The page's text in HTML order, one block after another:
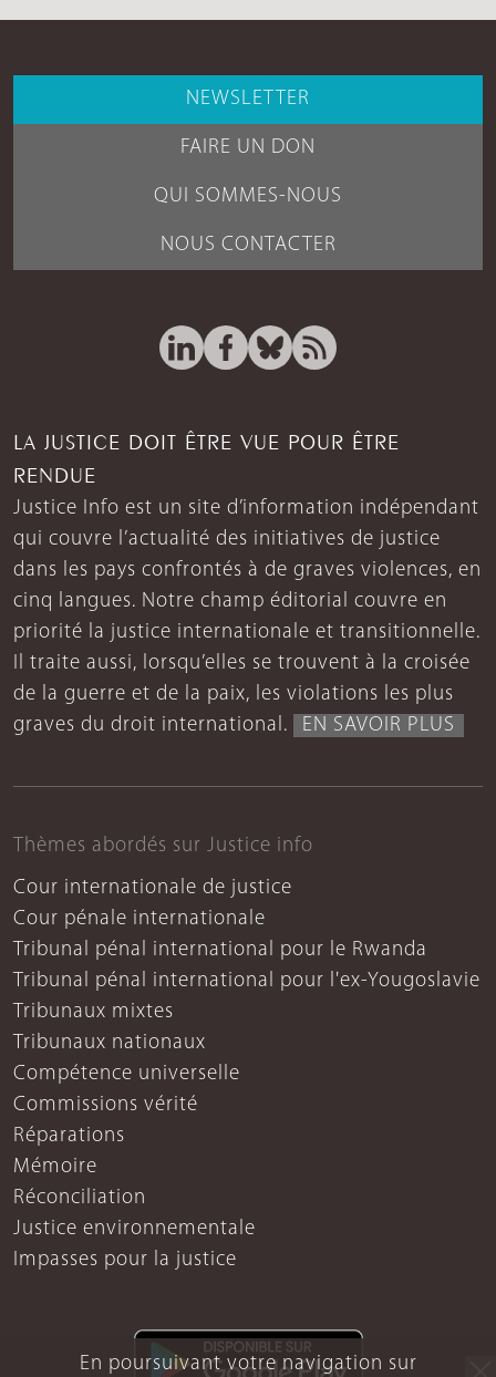
En poursuivant votre navigation sur
NEWSLETTER
FAIRE UN DON
QUI SOMMES-NOUS
NOUS CONTACTER
LA JUSTICE DOIT ÊTRE VUE POUR ÊTRE
RENDUE
Justice Info est un site d’information indépendant
qui couvre l’actualité des initiatives de justice
dans les pays confrontés à de graves violences, en
cinq langues. Notre champ éditorial couvre en
priorité la justice internationale et transitionnelle.
Il traite aussi, lorsqu’elles se trouvent à la croisée
de la guerre et de la paix, les violations les plus
graves du droit international.
EN SAVOIR PLUS
Thèmes abordés sur Justice info
Cour internationale de justice
Cour pénale internationale
Tribunal pénal international pour le Rwanda
Tribunal pénal international pour l'ex-Yougoslavie
Tribunaux mixtes
Tribunaux nationaux
Compétence universelle
Commissions vérité
Réparations
Mémoire
Réconciliation
Justice environnementale
Impasses pour la justice